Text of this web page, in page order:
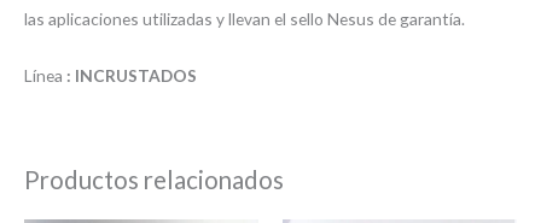
las aplicaciones utilizadas y llevan el sello Nesus de garantía.
Línea : INCRUSTADOS
Productos relacionados